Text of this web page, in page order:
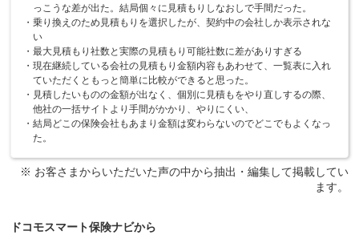
っこうな差が出た。結局個々に見積もりしなおしで手間だった。
乗り換えのため見積もりを選択したが、契約中の会社しか表示されな
い
最大見積もり社数と実際の見積もり可能社数に差がありすぎる
現在継続している会社の見積もり金額内容もあわせて、一覧表に入れ
ていただくともっと簡単に比較ができると思った。
見積したいものの金額が出なく、個別に見積もをやり直しするの際、
他社の一括サイトより手間がかかり、やりにくい、
結局どこの保険会社もあまり金額は変わらないのでどこでもよくなっ
た。
ドコモスマート保険ナビから